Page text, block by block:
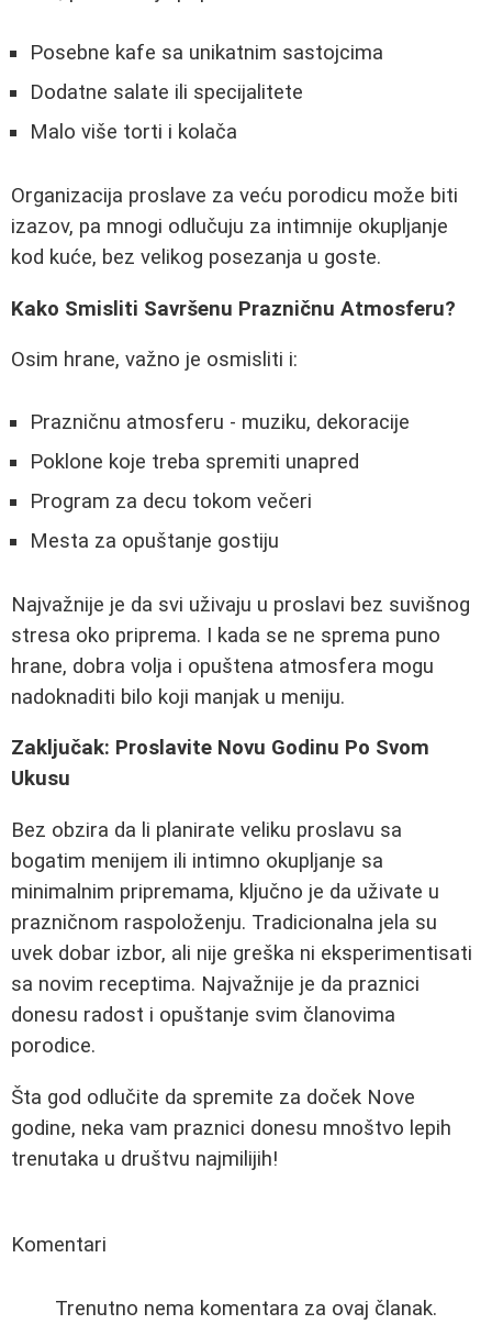
Posebne kafe sa unikatnim sastojcima
Dodatne salate ili specijalitete
Malo više torti i kolača
Organizacija proslave za veću porodicu može biti
izazov, pa mnogi odlučuju za intimnije okupljanje
kod kuće, bez velikog posezanja u goste.
Kako Smisliti Savršenu Prazničnu Atmosferu?
Osim hrane, važno je osmisliti i:
Prazničnu atmosferu - muziku, dekoracije
Poklone koje treba spremiti unapred
Program za decu tokom večeri
Mesta za opuštanje gostiju
Najvažnije je da svi uživaju u proslavi bez suvišnog
stresa oko priprema. I kada se ne sprema puno
hrane, dobra volja i opuštena atmosfera mogu
nadoknaditi bilo koji manjak u meniju.
Zaključak: Proslavite Novu Godinu Po Svom
Ukusu
Bez obzira da li planirate veliku proslavu sa
bogatim menijem ili intimno okupljanje sa
minimalnim pripremama, ključno je da uživate u
prazničnom raspoloženju. Tradicionalna jela su
uvek dobar izbor, ali nije greška ni eksperimentisati
sa novim receptima. Najvažnije je da praznici
donesu radost i opuštanje svim članovima
porodice.
Šta god odlučite da spremite za doček Nove
godine, neka vam praznici donesu mnoštvo lepih
trenutaka u društvu najmilijih!
Komentari
Trenutno nema komentara za ovaj članak.